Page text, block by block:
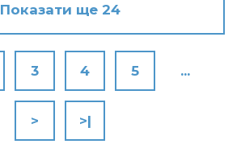
Показати ще 24
3 4 5 ...
> >|